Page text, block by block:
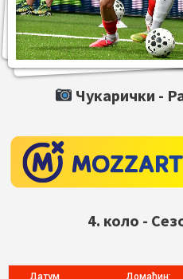
Чукарички -
4. коло -
Датум Домаћин: